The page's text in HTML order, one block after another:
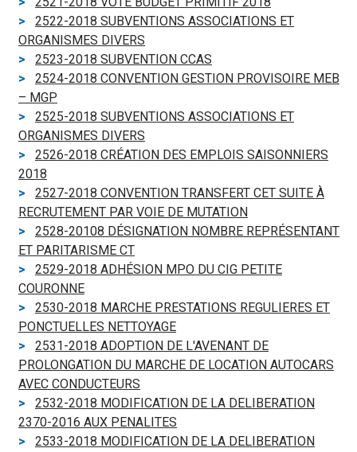
2522-2018 SUBVENTIONS ASSOCIATIONS ET
ORGANISMES DIVERS
2523-2018 SUBVENTION CCAS
2524-2018 CONVENTION GESTION PROVISOIRE MEB
– MGP
2525-2018 SUBVENTIONS ASSOCIATIONS ET
ORGANISMES DIVERS
2526-2018 CRÉATION DES EMPLOIS SAISONNIERS
2018
2527-2018 CONVENTION TRANSFERT CET SUITE À
RECRUTEMENT PAR VOIE DE MUTATION
2528-20108 DÉSIGNATION NOMBRE REPRÉSENTANT
ET PARITARISME CT
2529-2018 ADHÉSION MPO DU CIG PETITE
COURONNE
2530-2018 MARCHE PRESTATIONS REGULIERES ET
PONCTUELLES NETTOYAGE
2531-2018 ADOPTION DE L'AVENANT DE
PROLONGATION DU MARCHE DE LOCATION AUTOCARS
AVEC CONDUCTEURS
2532-2018 MODIFICATION DE LA DELIBERATION
2370-2016 AUX PENALITES
2533-2018 MODIFICATION DE LA DELIBERATION